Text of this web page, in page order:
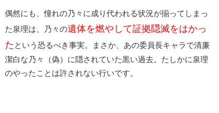
偶然にも、憧れの乃々に成り代われる状況が揃ってしまっ
た泉理は、乃々の遺体を燃やして証拠隠滅をはかっ
た という恐るべき事実。まさか、あの委員長キャラで清廉
潔白な乃々（偽）に隠されていた黒い過去。 たしかに泉理
のやったことは許されない行いです。